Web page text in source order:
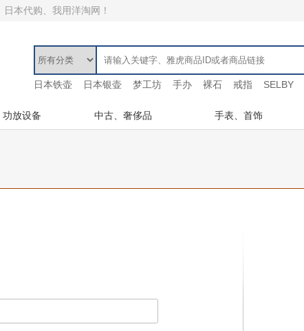
本代购、我用洋淘网！
日本铁壶 日本银壶 梦工坊 手办 裸石 戒指 SELBY
功放设备 中古、奢侈品 手表、首饰